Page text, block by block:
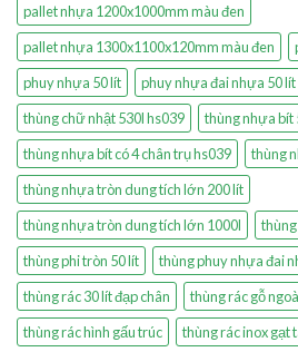
pallet nhựa 1200x1000mm màu đen
pallet nhựa 1300x1100x120mm màu đen
phuy nhựa 50 lít
phuy nhựa đai nhựa 50 lít
thùng chữ nhật 530l hs039
thùng nhựa bít
thùng nhựa bít có 4 chân trụ hs039
thùng
thùng nhựa tròn dung tích lớn 200 lít
thùng nhựa tròn dung tích lớn 1000l
thùng phi tròn 50 lít
thùng phuy nhựa đai
thùng rác 30 lít đạp chân
thùng rác gỗ
thùng rác hình gấu trúc
thùng rác inox gạt